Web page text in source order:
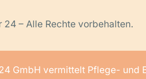
– Alle Rechte vorbehalten.
GmbH vermittelt Pflege- und